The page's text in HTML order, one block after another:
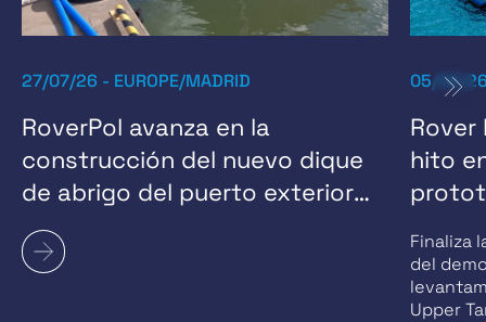
27/07/26 - EUROPE/MADRID
RoverPol avanza en la
construcción del nuevo dique
de abrigo del puerto exterior
del puerto de Gdynia
05/06/26
hito
Finaliza
del
Upper